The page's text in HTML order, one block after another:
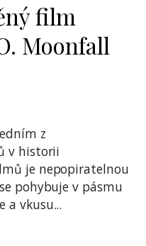
film
Moonfall
z
v historii
je nepopiratelnou
pohybuje v pásmu
a vkusu...